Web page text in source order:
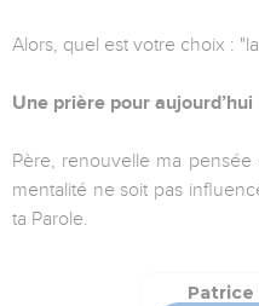
Alors, quel est votre choix :
Une prière pour aujourd’hui
Père, renouvelle ma
mentalité ne soit pas
ta Parole.
Patrice